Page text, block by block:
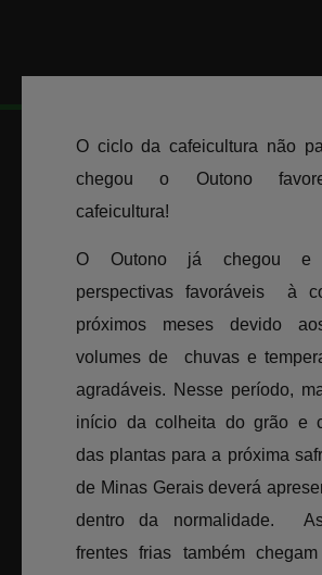
O ciclo da cafeicultura não
chegou o Outono
cafeicultura!
O Outono já chegou e
perspectivas favoráveis à
próximos meses devido
volumes de chuvas e
agradáveis. Nesse período,
início da colheita do grão e
das plantas para a próxima
de Minas Gerais deverá
dentro da normalidade.
frentes frias também